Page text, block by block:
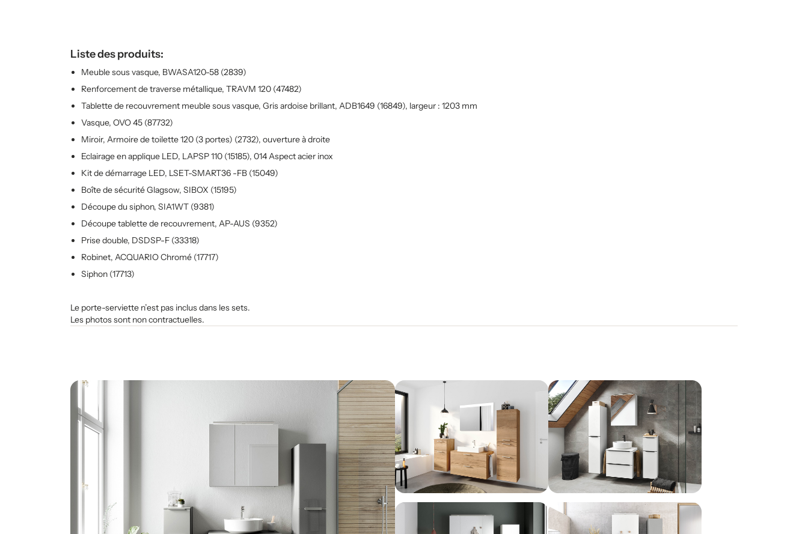
Liste des produits:
Meuble sous vasque, BWASA120-58 (2839)
Renforcement de traverse métallique, TRAVM 120 (47482)
Tablette de recouvrement meuble sous vasque, Gris ardoise brillant, ADB1649 (16849), largeur : 1203 mm
Vasque, OVO 45 (87732)
Miroir, Armoire de toilette 120 (3 portes) (2732), ouverture à droite
Eclairage en applique LED, LAPSP 110 (15185), 014 Aspect acier inox
Kit de démarrage LED, LSET-SMART36 -FB (15049)
Boîte de sécurité Glagsow, SIBOX (15195)
Découpe du siphon, SIA1WT (9381)
Découpe tablette de recouvrement, AP-AUS (9352)
Prise double, DSDSP-F (33318)
Robinet, ACQUARIO Chromé (17717)
Siphon (17713)
Le porte-serviette n’est pas inclus dans les sets.
Les photos sont non contractuelles.